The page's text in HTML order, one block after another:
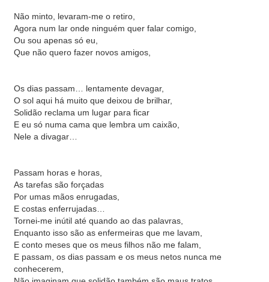
Não minto, levaram-me o retiro,
Agora num lar onde ninguém quer falar comigo,
Ou sou apenas só eu,
Que não quero fazer novos amigos,
Os dias passam… lentamente devagar,
O sol aqui há muito que deixou de brilhar,
Solidão reclama um lugar para ficar
E eu só numa cama que lembra um caixão,
Nele a divagar…
Passam horas e horas,
As tarefas são forçadas
Por umas mãos enrugadas,
E costas enferrujadas…
Tornei-me inútil até quando ao das palavras,
Enquanto isso são as enfermeiras que me lavam,
E conto meses que os meus filhos não me falam,
E passam, os dias passam e os meus netos nunca me
conhecerem,